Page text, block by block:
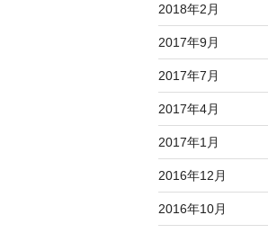
2018年2月
2017年9月
2017年7月
2017年4月
2017年1月
2016年12月
2016年10月